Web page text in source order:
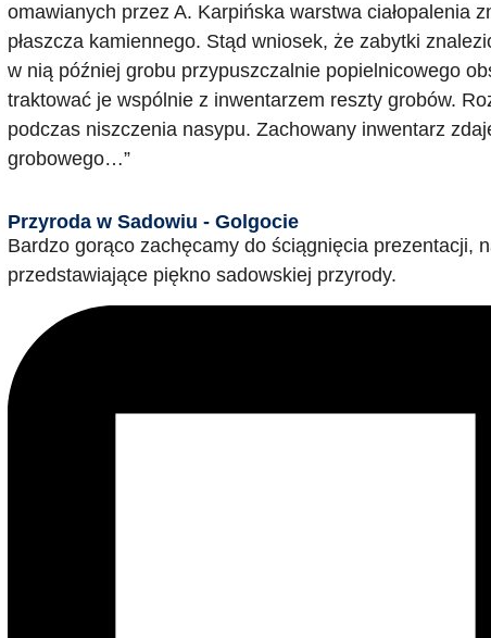
omawianych przez A. Karpińska warstwa ciałopalenia
płaszcza kamiennego. Stąd wniosek, że zabytki
w nią później grobu przypuszczalnie popielnicowego
traktować je wspólnie z inwentarzem reszty grobów.
podczas niszczenia nasypu. Zachowany inwentarz
grobowego…”
Przyroda w Sadowiu - Golgocie
Bardzo gorąco zachęcamy do ściągnięcia prezentacji,
przedstawiające piękno sadowskiej przyrody.